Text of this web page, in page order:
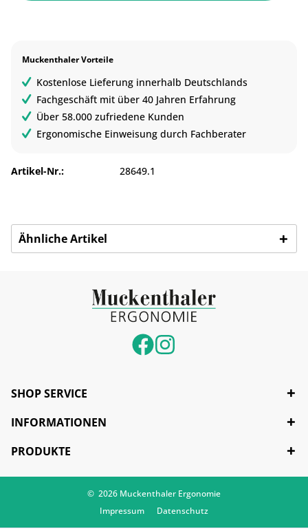
Muckenthaler Vorteile
Kostenlose Lieferung innerhalb Deutschlands
Fachgeschäft mit über 40 Jahren Erfahrung
Über 58.000 zufriedene Kunden
Ergonomische Einweisung durch Fachberater
Artikel-Nr.: 28649.1
Ähnliche Artikel
SHOP SERVICE
INFORMATIONEN
PRODUKTE
© 2026 Muckenthaler Ergonomie
Impressum
Datenschutz